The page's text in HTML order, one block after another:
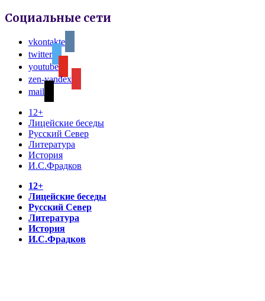
Социальные сети
vkontakte
twitter
youtube
zen-yandex
mail
12+
Лицейские беседы
Русский Север
Литература
История
И.С.Фрадков
12+
Лицейские беседы
Русский Север
Литература
История
И.С.Фрадков